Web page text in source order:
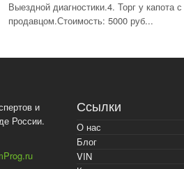
Выездной диагностики.4. Торг у капота с
продавцом.Стоимость: 5000 руб...
и
России.
Ссылки
О нас
Блог
VIN